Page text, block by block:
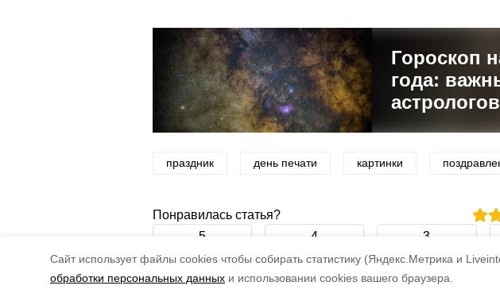
Cайт использует файлы cookies чтобы собирать статистику (Яндекс.Метрика и
обработки персональных данных и использовании cookies вашего браузера.
Гороскоп
года:
астрологов
праздник день печати картинки
Понравилась статья?
5 4 3